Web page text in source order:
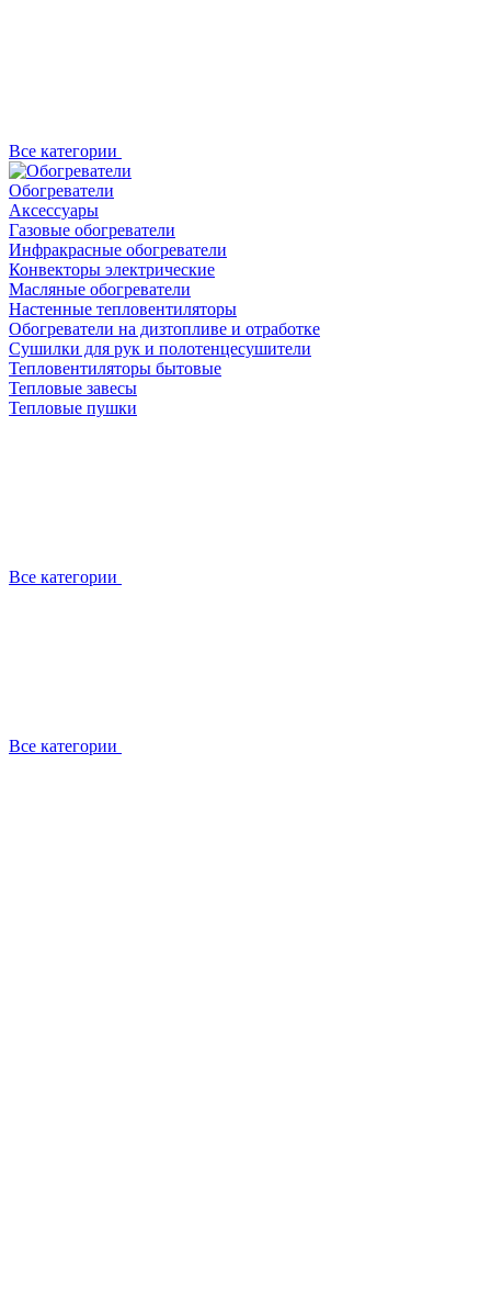
Все категории
Обогреватели
Аксессуары
Газовые обогреватели
Инфракрасные обогреватели
Конвекторы электрические
Масляные обогреватели
Настенные тепловентиляторы
Обогреватели на дизтопливе и отработке
Сушилки для рук и полотенцесушители
Тепловентиляторы бытовые
Тепловые завесы
Тепловые пушки
Все категории
Все категории